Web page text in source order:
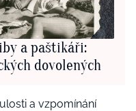
a paštikáři:
dovolených
a vzpomínání